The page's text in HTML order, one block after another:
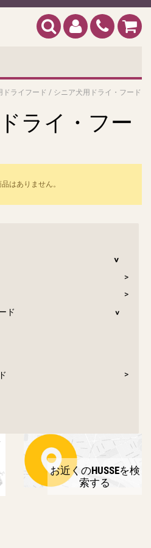
ドライフード / シニア犬用ドライ・フード
ライ・フー
はありません。
ド
お近くのHUSSEを検
索する